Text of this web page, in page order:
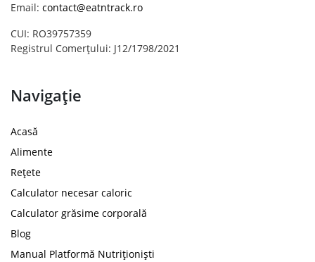
Email: contact@eatntrack.ro
CUI: RO39757359
Registrul Comerțului: J12/1798/2021
Navigație
Acasă
Alimente
Rețete
Calculator necesar caloric
Calculator grăsime corporală
Blog
Manual Platformă Nutriționiști